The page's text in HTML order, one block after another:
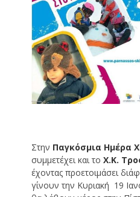
Στην Παγκόσμια Ημέρα
συμμετέχει και το Χ.Κ.
έχοντας προετοιμάσει
γίνουν την Κυριακή 19